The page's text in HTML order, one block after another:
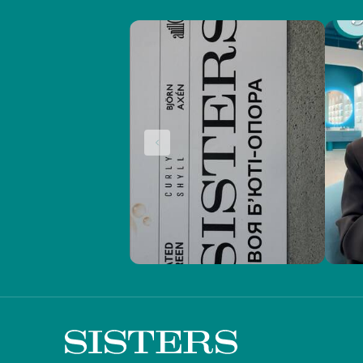
(7)
Койєва кислота
(19)
Кокосова олія(20)
Ксилітол(4)
Лактобіонова кислота
Лізат біфідобактерій(9)
Ліпіди(1)
Маточне молочко(1)
Ментол (11)